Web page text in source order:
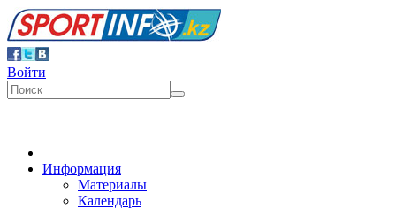
Войти
Информация
Материалы
Календарь